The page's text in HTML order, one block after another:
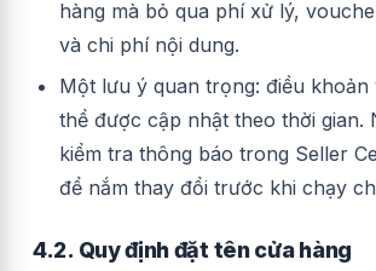
hàng mà bỏ qua phí xử lý,
và chi phí nội dung.
Một lưu ý quan trọng: điều khoản
thể được cập nhật theo thời gian.
kiểm tra thông báo trong Seller
để nắm thay đổi trước khi chạy
4.2. Quy định đặt tên cửa hàng